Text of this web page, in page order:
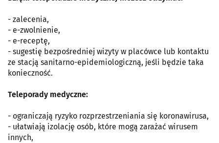
- zalecenia,
- e-zwolnienie,
- e-receptę,
- sugestię bezpośredniej wizyty w placówce lub kontaktu
ze stacją sanitarno-epidemiologiczną, jeśli będzie taka
konieczność.
Teleporady medyczne:
- ograniczają ryzyko rozprzestrzeniania się koronawirusa,
- ułatwiają izolację osób, które mogą zarażać wirusem
innych,